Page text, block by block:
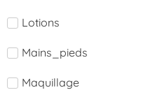
Lotions
Mains_pieds
Maquillage